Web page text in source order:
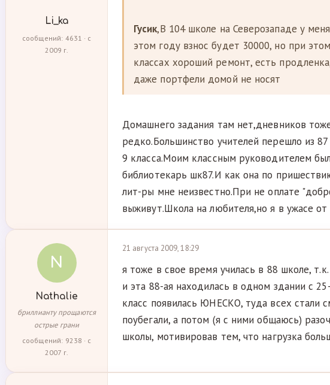
Li_ka
сообщений: 4631 · с
2009 г.
Гусик,В 104 школе на Северозападе у
этом году взнос будет 30000, но при
классах хороший ремонт, есть
даже портфели домой не носят
Домашнего задания там нет,дневников
редко.Большинство учителей перешло из
9 класса.Моим классным руководителем
библиотекарь шк87.И как она по
лит-ры мне неизвестно.При не оплате
выживут.Школа на любителя,но я в ужасе от
N
Nathalie
бриллианту прощаются
острые грани
сообщений: 9238 · с
2007 г.
21 августа 2009, 18:29
я тоже в свое время училась в 88 школе,
и эта 88-ая находилась в одном здании с
класс появилась ЮНЕСКО, туда всех стали
поубегали, а потом (я с ними общаюсь)
школы, мотивировав тем, что нагрузка